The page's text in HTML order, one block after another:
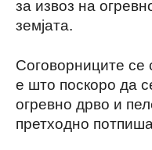
земјата.
Соговорниците се
е што поскоро да
огревно дрво и
претходно